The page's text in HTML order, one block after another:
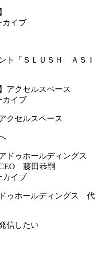
カイブ
ト「ＳＬＵＳＨ ＡＳＩ
カイブ
クセルスペース
カイブ
ドゥホールディングス 代
信したい